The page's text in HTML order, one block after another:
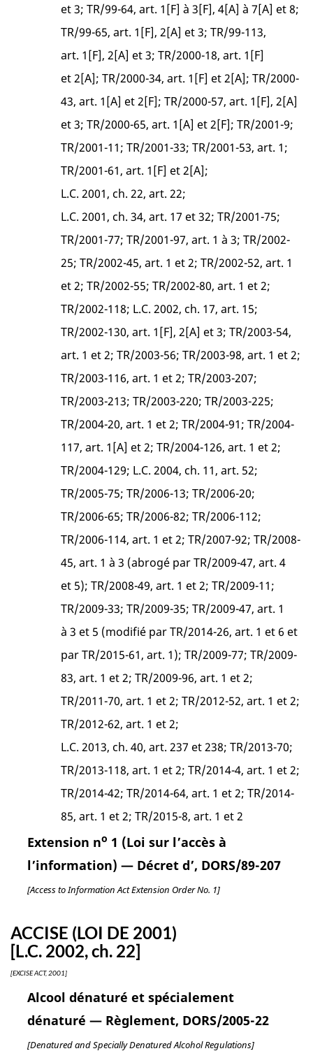
et 3; TR/99-64, art. 1[F] à 3[F], 4[A] à 7[A] et 8;
TR/99-65, art. 1[F], 2[A] et 3; TR/99-113,
art. 1[F], 2[A] et 3; TR/2000-18, art. 1[F]
et 2[A]; TR/2000-34, art. 1[F] et 2[A]; TR/2000-
43, art. 1[A] et 2[F]; TR/2000-57, art. 1[F], 2[A]
et 3; TR/2000-65, art. 1[A] et 2[F]; TR/2001-9;
TR/2001-11; TR/2001-33; TR/2001-53, art. 1;
TR/2001-61, art. 1[F] et 2[A];
L.C. 2001, ch. 22, art. 22;
L.C. 2001, ch. 34, art. 17 et 32; TR/2001-75;
TR/2001-77; TR/2001-97, art. 1 à 3; TR/2002-
25; TR/2002-45, art. 1 et 2; TR/2002-52, art. 1
et 2; TR/2002-55; TR/2002-80, art. 1 et 2;
TR/2002-118; L.C. 2002, ch. 17, art. 15;
TR/2002-130, art. 1[F], 2[A] et 3; TR/2003-54,
art. 1 et 2; TR/2003-56; TR/2003-98, art. 1 et 2;
TR/2003-116, art. 1 et 2; TR/2003-207;
TR/2003-213; TR/2003-220; TR/2003-225;
TR/2004-20, art. 1 et 2; TR/2004-91; TR/2004-
117, art. 1[A] et 2; TR/2004-126, art. 1 et 2;
TR/2004-129; L.C. 2004, ch. 11, art. 52;
TR/2005-75; TR/2006-13; TR/2006-20;
TR/2006-65; TR/2006-82; TR/2006-112;
TR/2006-114, art. 1 et 2; TR/2007-92; TR/2008-
45, art. 1 à 3 (abrogé par TR/2009-47, art. 4
et 5); TR/2008-49, art. 1 et 2; TR/2009-11;
TR/2009-33; TR/2009-35; TR/2009-47, art. 1
à 3 et 5 (modifié par TR/2014-26, art. 1 et 6 et
par TR/2015-61, art. 1); TR/2009-77; TR/2009-
83, art. 1 et 2; TR/2009-96, art. 1 et 2;
TR/2011-70, art. 1 et 2; TR/2012-52, art. 1 et 2;
TR/2012-62, art. 1 et 2;
L.C. 2013, ch. 40, art. 237 et 238; TR/2013-70;
TR/2013-118, art. 1 et 2; TR/2014-4, art. 1 et 2;
TR/2014-42; TR/2014-64, art. 1 et 2; TR/2014-
85, art. 1 et 2; TR/2015-8, art. 1 et 2
Extension no 1 (Loi sur l’accès à
l’information) — Décret d’, DORS/89-207
[Access to Information Act Extension Order No. 1]
ACCISE (LOI DE 2001)
[L.C. 2002, ch. 22]
[EXCISE ACT, 2001]
Alcool dénaturé et spécialement
dénaturé — Règlement, DORS/2005-22
[Denatured and Specially Denatured Alcohol Regulations]